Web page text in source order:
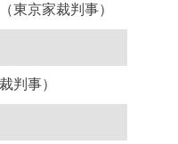
東京家裁判事）
判事）